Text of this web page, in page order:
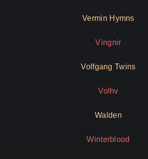
Vermin Hymns
Vingnir
Volfgang Twins
Volhv
Walden
Winterblood